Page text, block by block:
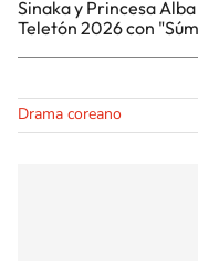
Sinaka y Princesa
Teletón 2026 con
Drama coreano